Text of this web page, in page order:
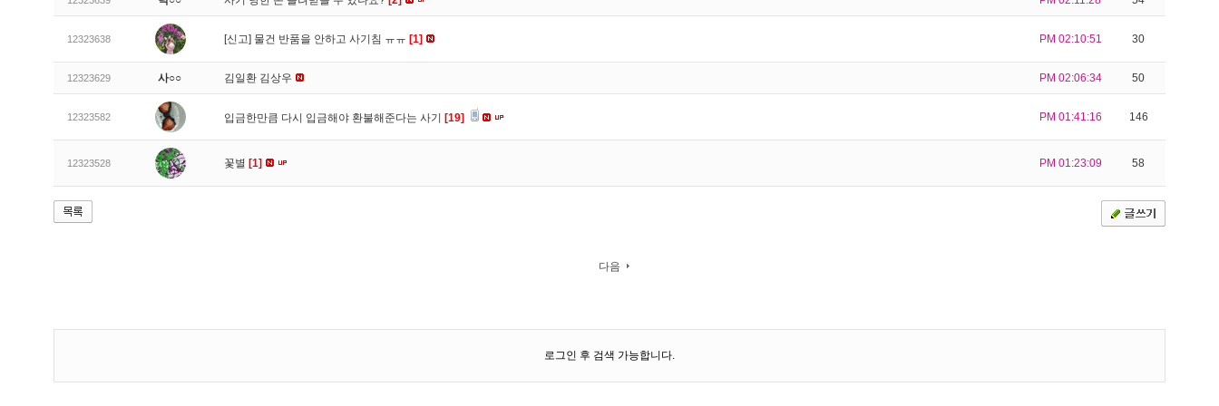
12323638 [신고] 물건 반품을 안하고 사기침 ㅠㅠ [1] PM 02:10:51 30
12323629 사○○ 김일환 김상우 PM 02:06:34 50
12323582 입금한만큼 다시 입금해야 환불해준다는 사기 [19] PM 01:41:16 146
12323528 꽃별 [1] PM 01:23:09 58
다음
로그인 후 검색 가능합니다.